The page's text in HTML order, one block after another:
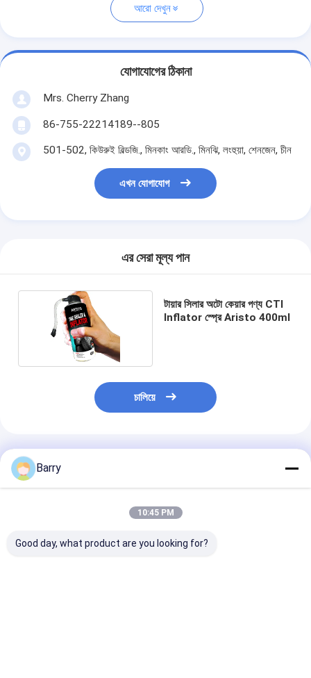
আরো দেখুন
যোগাযোগের ঠিকানা
Mrs. Cherry Zhang
86-755-22214189--805
501-502, কিউরুই বিল্ডজি., মিনকাং আরডি., মিনঝি, লংহুয়া, শেনজেন, চীন
এখন যোগাযোগ
এর সেরা মূল্য পান
টায়ার সিলার অটো কেয়ার পণ্য CTI
Inflator স্প্রে Aristo 400ml
চালিয়ে
প্রস্তাবিত পণ্য
Barry
10:45 PM
Good day, what product are you looking for?